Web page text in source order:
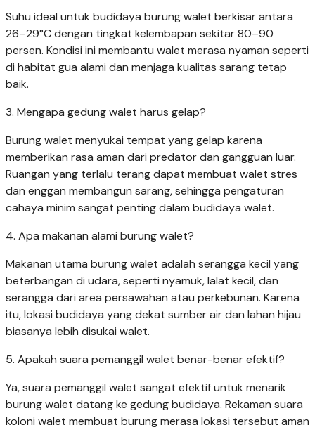
Suhu ideal untuk budidaya burung walet berkisar antara
26–29°C dengan tingkat kelembapan sekitar 80–90
persen. Kondisi ini membantu walet merasa nyaman seperti
di habitat gua alami dan menjaga kualitas sarang tetap
baik.
3. Mengapa gedung walet harus gelap?
Burung walet menyukai tempat yang gelap karena
memberikan rasa aman dari predator dan gangguan luar.
Ruangan yang terlalu terang dapat membuat walet stres
dan enggan membangun sarang, sehingga pengaturan
cahaya minim sangat penting dalam budidaya walet.
4. Apa makanan alami burung walet?
Makanan utama burung walet adalah serangga kecil yang
beterbangan di udara, seperti nyamuk, lalat kecil, dan
serangga dari area persawahan atau perkebunan. Karena
itu, lokasi budidaya yang dekat sumber air dan lahan hijau
biasanya lebih disukai walet.
5. Apakah suara pemanggil walet benar-benar efektif?
Ya, suara pemanggil walet sangat efektif untuk menarik
burung walet datang ke gedung budidaya. Rekaman suara
koloni walet membuat burung merasa lokasi tersebut aman